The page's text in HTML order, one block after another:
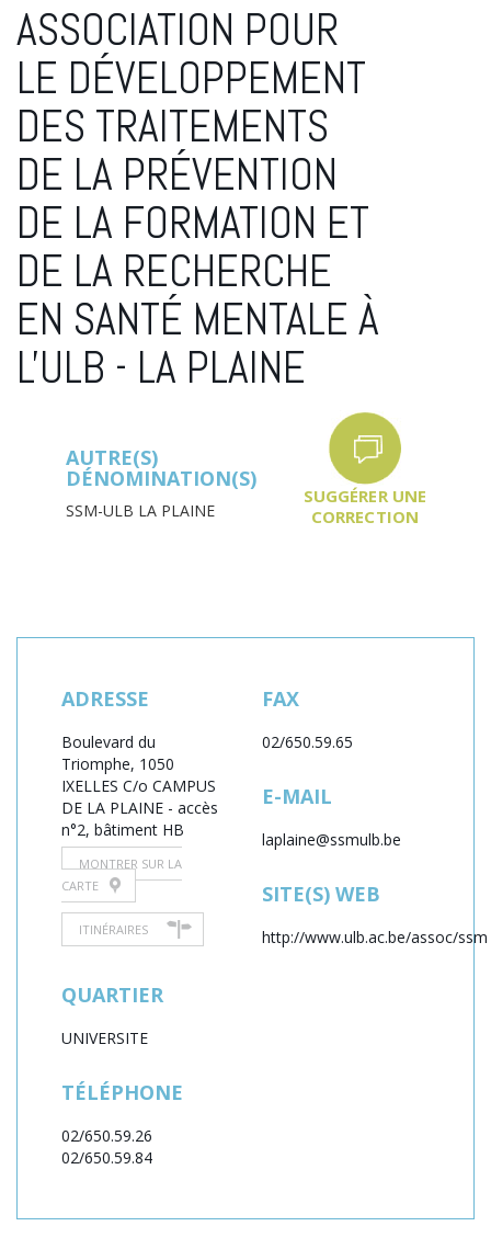
ASSOCIATION POUR
LE DÉVELOPPEMENT
DES TRAITEMENTS
DE LA PRÉVENTION
DE LA FORMATION ET
DE LA RECHERCHE
EN SANTÉ MENTALE À
L'ULB - LA PLAINE
AUTRE(S)
DÉNOMINATION(S)
SSM-ULB LA PLAINE
SUGGÉRER UNE
CORRECTION
ADRESSE
Boulevard du
Triomphe, 1050
IXELLES C/o CAMPUS
DE LA PLAINE - accès
n°2, bâtiment HB
MONTRER SUR LA
CARTE
ITINÉRAIRES
QUARTIER
UNIVERSITE
TÉLÉPHONE
02/650.59.26
02/650.59.84
FAX
02/650.59.65
E-MAIL
laplaine@ssmulb.be
SITE(S) WEB
http://www.ulb.ac.be/assoc/ssm